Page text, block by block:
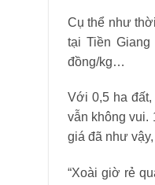
Cụ thể như
tại Tiền
đồng/kg…
Với 0,5 ha
vẫn không vui.
giá đã như
“Xoài giờ rẻ